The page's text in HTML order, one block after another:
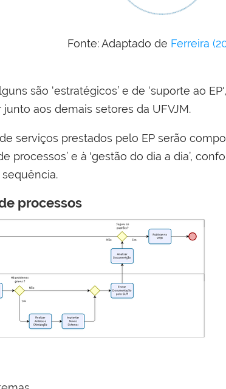
Fonte: Adaptado de Ferreira
são ‘estratégicos’ e de ‘suporte ao
aos demais setores da UFVJM.
serviços prestados pelo EP serão
processos’ e à 'gestão do dia a dia’,
processos